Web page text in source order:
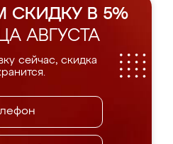
СКИДКУ В 5%
АВГУСТА
сейчас, скидка